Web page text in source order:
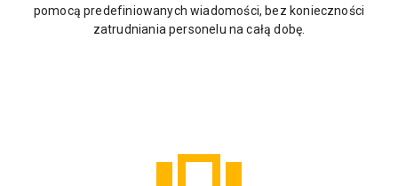
pomocą predefiniowanych wiadomości, bez konieczności
zatrudniania personelu na całą dobę.